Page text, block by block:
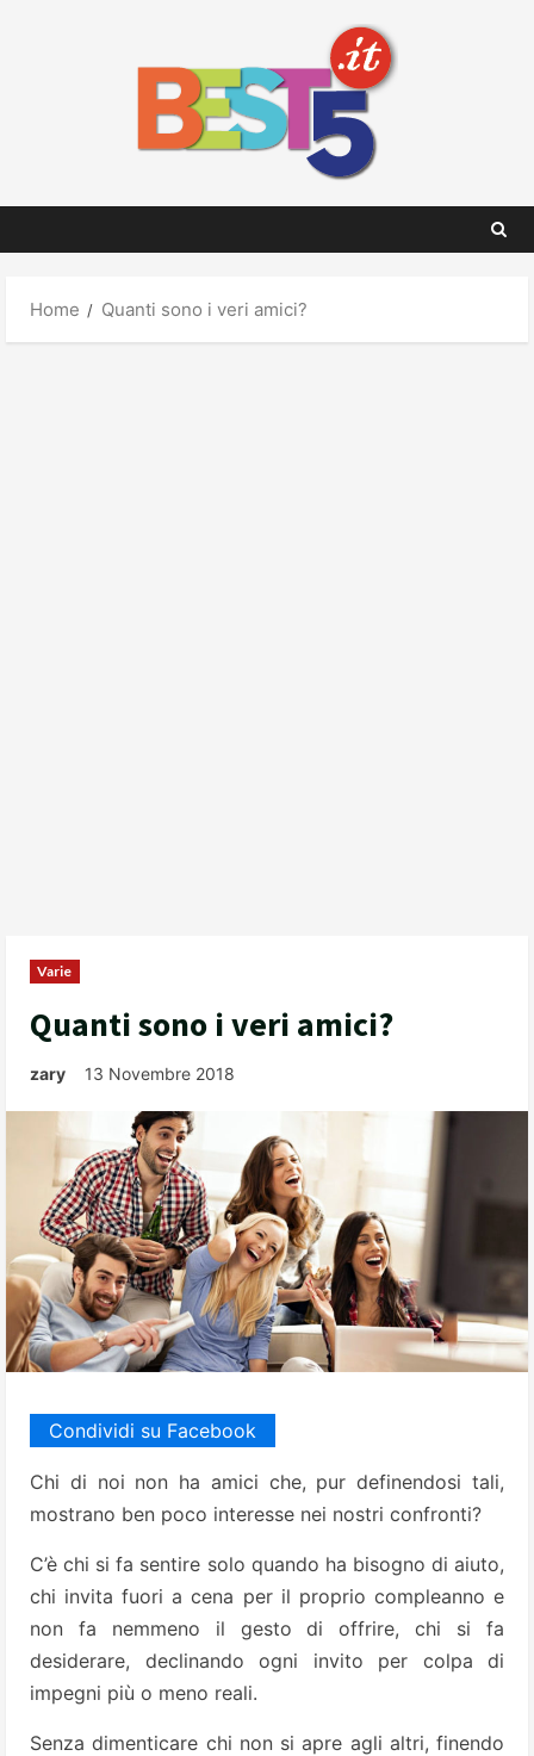
Home Quanti sono i veri amici?
Varie
Quanti sono i veri amici?
zary 13 Novembre 2018
Condividi su Facebook
Chi di noi non ha amici che, pur definendosi tali,
mostrano ben poco interesse nei nostri confronti?
C’è chi si fa sentire solo quando ha bisogno di aiuto,
chi invita fuori a cena per il proprio compleanno e
non fa nemmeno il gesto di offrire, chi si fa
desiderare, declinando ogni invito per colpa di
impegni più o meno reali.
Senza dimenticare chi non si apre agli altri, finendo